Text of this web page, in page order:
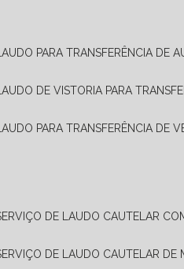
LAUDO PARA TRANSFERÊNCIA DE
LAUDO DE VISTORIA PARA
LAUDO PARA TRANSFERÊNCIA DE
SERVIÇO DE LAUDO CAUTELAR
SERVIÇO DE LAUDO CAUTELAR DE